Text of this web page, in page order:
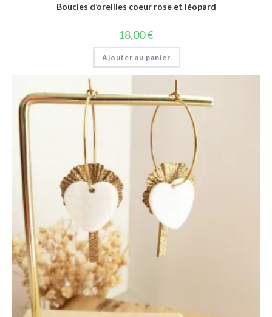
Boucles d’oreilles coeur rose et léopard
18,00€
Ajouter au panier